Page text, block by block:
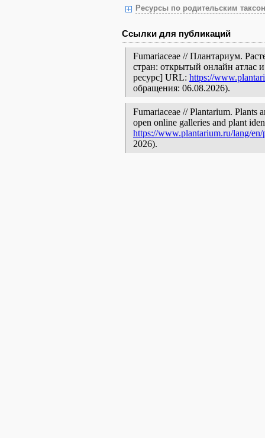
Ресурсы по родительским
Ссылки для публикаций
Fumariaceae // Плантариум.
стран: открытый онлайн атлас
ресурс] URL: https://
обращения: 06.08.2026).
Fumariaceae // Plantarium. Plants
open online galleries and plant
https://www.plantarium.ru/lang/
2026).